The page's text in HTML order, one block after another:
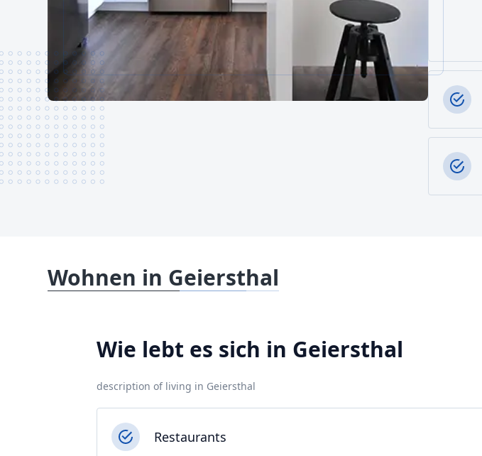
Wohnen in Geiersthal
Wie lebt es sich in Geiersthal
description of living in Geiersthal
Restaurants